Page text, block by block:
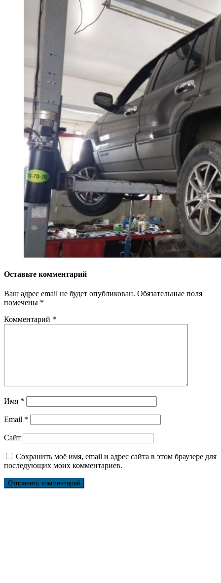
Оставьте комментарий
Ваш адрес email не будет опубликован. Обязательные поля
помечены *
Комментарий *
Имя *
Email *
Сайт
Сохранить моё имя, email и адрес сайта в этом браузере для
последующих моих комментариев.